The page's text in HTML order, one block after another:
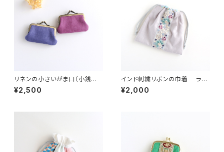
リネンの小さいがま口（小銭入
れ・財布）紫陽花色
¥2,500
インド刺繍リボンの巾着 ライ
トグレー
¥2,000